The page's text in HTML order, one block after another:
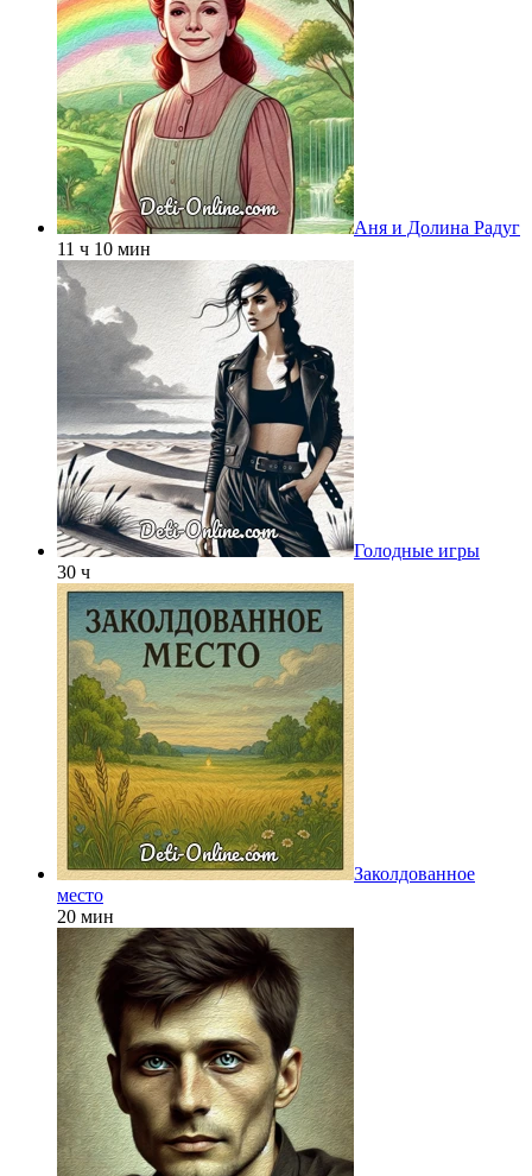
Аня и Долина Радуг
11 ч 10 мин
Голодные игры
30 ч
Заколдованное
место
20 мин